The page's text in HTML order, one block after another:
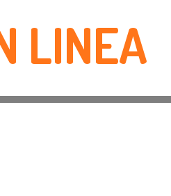
LINEA